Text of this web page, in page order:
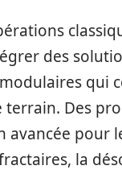
des
qui
Des
avancée pour
la